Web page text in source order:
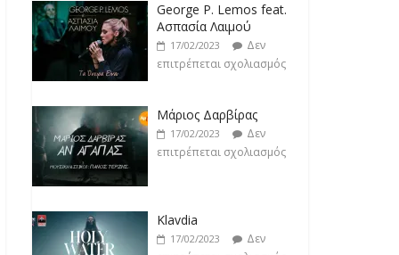
George P. Lemos feat.
Ασπασία Λαιμού
17/02/2023
Δεν
επιτρέπεται σχολιασμός
Μάριος Δαρβίρας
17/02/2023
Δεν
επιτρέπεται σχολιασμός
Klavdia
17/02/2023
Δεν